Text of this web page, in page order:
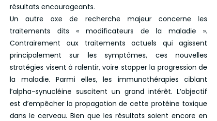
résultats encourageants.
Un autre axe de recherche majeur concerne les
traitements dits « modificateurs de la maladie ».
Contrairement aux traitements actuels qui agissent
principalement sur les symptômes, ces nouvelles
stratégies visent à ralentir, voire stopper la progression de
la maladie. Parmi elles, les immunothérapies ciblant
l’alpha-synucléine suscitent un grand intérêt. L’objectif
est d’empêcher la propagation de cette protéine toxique
dans le cerveau. Bien que les résultats soient encore en